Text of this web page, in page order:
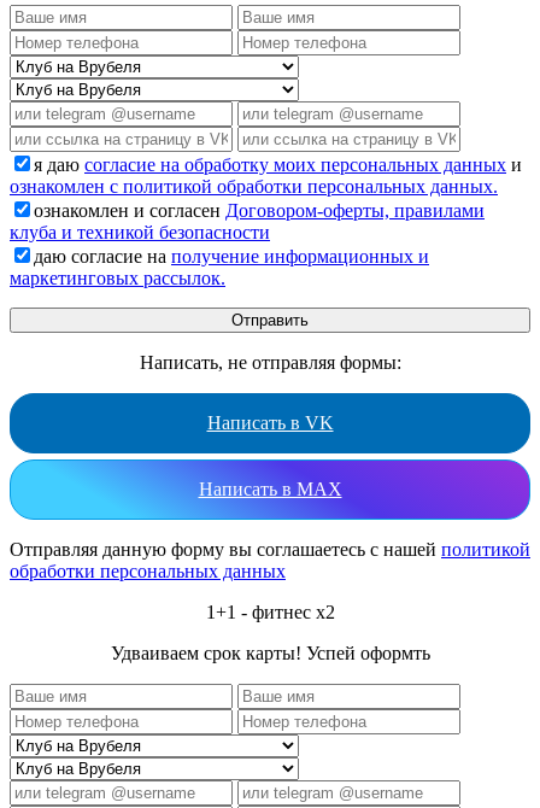
я даю согласие на обработку моих персональных данных и
ознакомлен с политикой обработки персональных данных.
ознакомлен и согласен Договором-оферты, правилами
клуба и техникой безопасности
даю согласие на получение информационных и
маркетинговых рассылок.
Написать, не отправляя формы:
Написать в VK
Написать в MAX
Отправляя данную форму вы соглашаетесь с нашей политикой
обработки персональных данных
1+1 - фитнес x2
Удваиваем срок карты! Успей оформть